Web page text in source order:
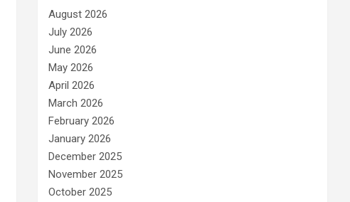
August 2026
July 2026
June 2026
May 2026
April 2026
March 2026
February 2026
January 2026
December 2025
November 2025
October 2025